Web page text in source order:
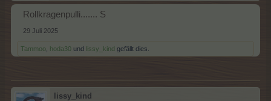
Rollkragenpulli....... S
29 Juli 2025
Tammoo hoda30 und lissy_kind gefällt dies.
lissy_kind